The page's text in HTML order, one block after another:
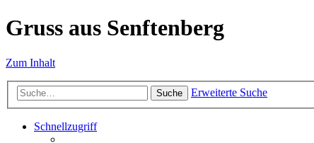
Gruss aus Senftenberg
Zum Inhalt
Suche Erweiterte Suche
Schnellzugriff